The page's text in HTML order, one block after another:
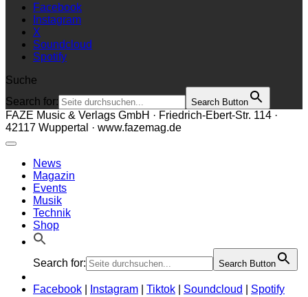
Facebook
Instagram
X
Soundcloud
Spotify
Suche
Search for:
Search Button
FAZE Music & Verlags GmbH · Friedrich-Ebert-Str. 114 ·
42117 Wuppertal · www.fazemag.de
News
Magazin
Events
Musik
Technik
Shop
Search for: Search Button
Facebook Instagram Tiktok Soundcloud Spotify